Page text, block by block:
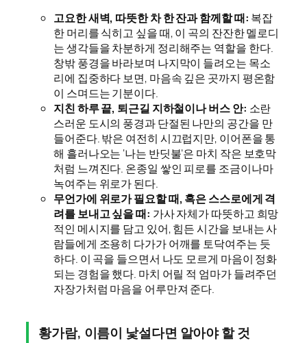
고요한 새벽, 따뜻한 차 한 잔과 함께할 때: 복잡
한 머리를 식히고 싶을 때, 이 곡의 잔잔한 멜로디
는 생각들을 차분하게 정리해주는 역할을 한다.
창밖 풍경을 바라보며 나지막이 들려오는 목소
리에 집중하다 보면, 마음속 깊은 곳까지 평온함
이 스며드는 기분이다.
지친 하루 끝, 퇴근길 지하철이나 버스 안: 소란
스러운 도시의 풍경과 단절된 나만의 공간을 만
들어준다. 밖은 여전히 시끄럽지만, 이어폰을 통
해 흘러나오는 ‘나는 반딧불’은 마치 작은 보호막
처럼 느껴진다. 온종일 쌓인 피로를 조금이나마
녹여주는 위로가 된다.
무언가에 위로가 필요할 때, 혹은 스스로에게 격
려를 보내고 싶을 때: 가사 자체가 따뜻하고 희망
적인 메시지를 담고 있어, 힘든 시간을 보내는 사
람들에게 조용히 다가가 어깨를 토닥여주는 듯
하다. 이 곡을 들으면서 나도 모르게 마음이 정화
되는 경험을 했다. 마치 어릴 적 엄마가 들려주던
자장가처럼 마음을 어루만져 준다.
황가람, 이름이 낯설다면 알아야 할 것